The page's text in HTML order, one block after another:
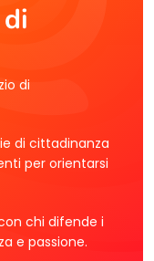
di
di cittadinanza
per orientarsi
chi difende i
e passione.